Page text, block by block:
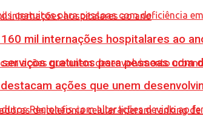
gratuitos para pessoas com
mil internações hospitalares ao
ações que unem